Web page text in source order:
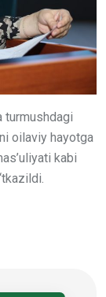
oilaviy hayotga
kabi